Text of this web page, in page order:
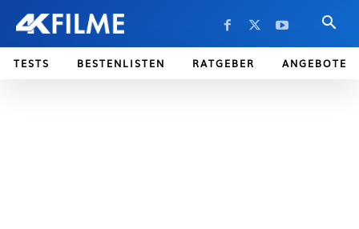
TESTS BESTENLISTEN RATGEBER ANGEBOTE